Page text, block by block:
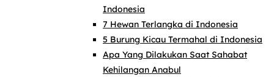
Indonesia
7 Hewan Terlangka di Indonesia
5 Burung Kicau Termahal di Indonesia
Apa Yang Dilakukan Saat Sahabat
Kehilangan Anabul